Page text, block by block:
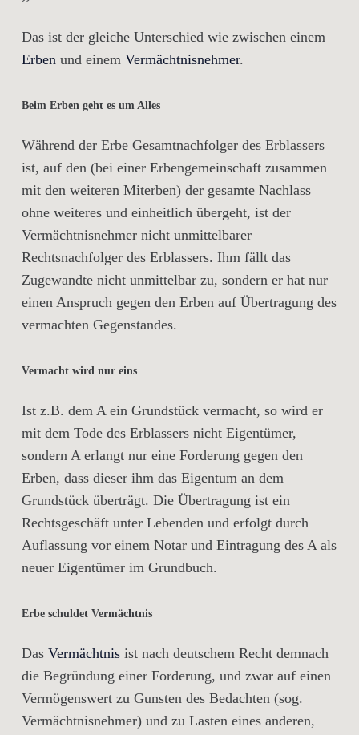
Das ist der gleiche Unterschied wie zwischen einem
Erben und einem Vermächtnisnehmer.
Beim Erben geht es um Alles
Während der Erbe Gesamtnachfolger des Erblassers
ist, auf den (bei einer Erbengemeinschaft zusammen
mit den weiteren Miterben) der gesamte Nachlass
ohne weiteres und einheitlich übergeht, ist der
Vermächtnisnehmer nicht unmittelbarer
Rechtsnachfolger des Erblassers. Ihm fällt das
Zugewandte nicht unmittelbar zu, sondern er hat nur
einen Anspruch gegen den Erben auf Übertragung des
vermachten Gegenstandes.
Vermacht wird nur eins
Ist z.B. dem A ein Grundstück vermacht, so wird er
mit dem Tode des Erblassers nicht Eigentümer,
sondern A erlangt nur eine Forderung gegen den
Erben, dass dieser ihm das Eigentum an dem
Grundstück überträgt. Die Übertragung ist ein
Rechtsgeschäft unter Lebenden und erfolgt durch
Auflassung vor einem Notar und Eintragung des A als
neuer Eigentümer im Grundbuch.
Erbe schuldet Vermächtnis
Das Vermächtnis ist nach deutschem Recht demnach
die Begründung einer Forderung, und zwar auf einen
Vermögenswert zu Gunsten des Bedachten (sog.
Vermächtnisnehmer) und zu Lasten eines anderen,